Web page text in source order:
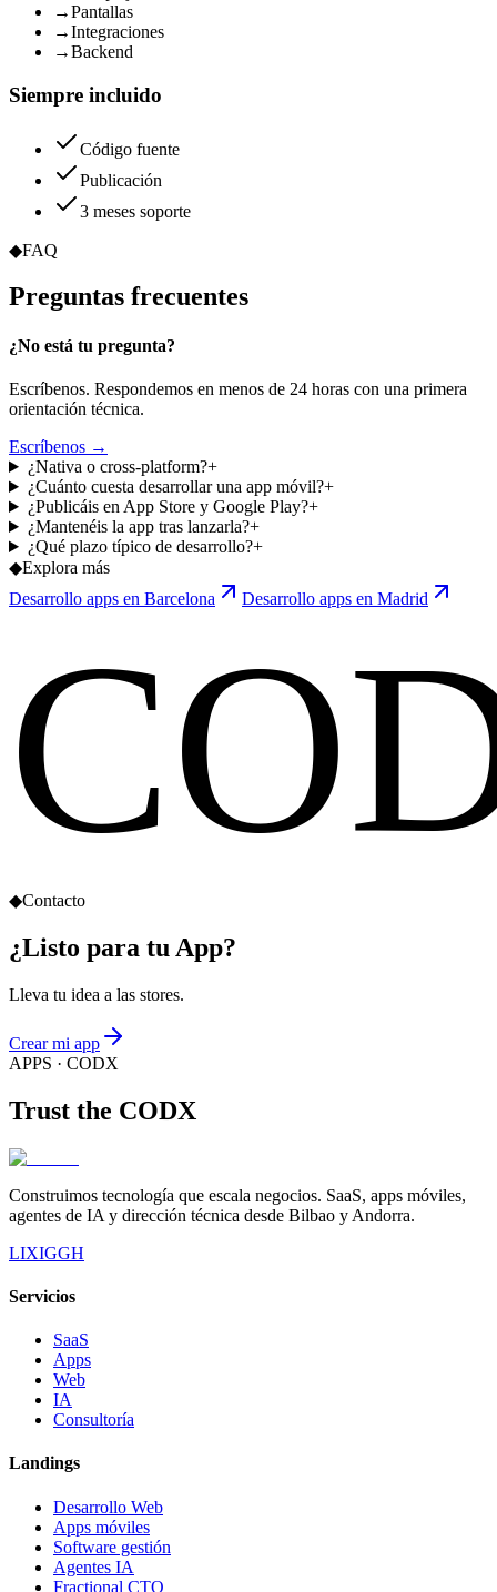
→Pantallas
→Integraciones
→Backend
Siempre incluido
Código fuente
Publicación
3 meses soporte
◆FAQ
Preguntas frecuentes
¿No está tu pregunta?
Escríbenos. Respondemos en menos de 24 horas con una primera
orientación técnica.
Escríbenos →
¿Nativa o cross-platform?+
¿Cuánto cuesta desarrollar una app móvil?+
¿Publicáis en App Store y Google Play?+
¿Mantenéis la app tras lanzarla?+
¿Qué plazo típico de desarrollo?+
◆Explora más
Desarrollo apps en Barcelona
Desarrollo apps en Madrid
◆Contacto
¿Listo para tu App?
Lleva tu idea a las stores.
Crear mi app
APPS · CODX
Trust the CODX
Construimos tecnología que escala negocios. SaaS, apps móviles,
agentes de IA y dirección técnica desde Bilbao y Andorra.
LIXIGGH
Servicios
SaaS
Apps
Web
IA
Consultoría
Landings
Desarrollo Web
Apps móviles
Software gestión
Agentes IA
Fractional CTO